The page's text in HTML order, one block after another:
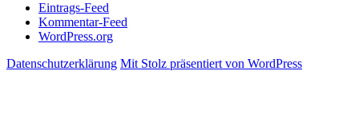
Eintrags-Feed
Kommentar-Feed
WordPress.org
Datenschutzerklärung Mit Stolz präsentiert von WordPress